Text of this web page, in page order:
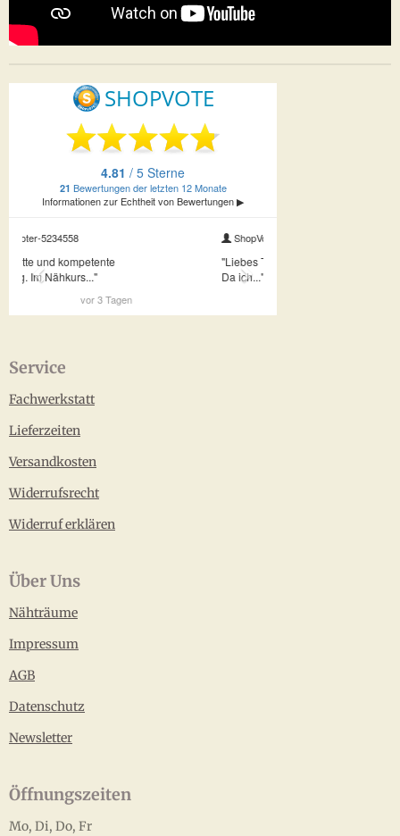
Service
Fachwerkstatt
Lieferzeiten
Versandkosten
Widerrufsrecht
Widerruf erklären
Über Uns
Nähträume
Impressum
AGB
Datenschutz
Newsletter
Öffnungszeiten
Mo, Di, Do, Fr